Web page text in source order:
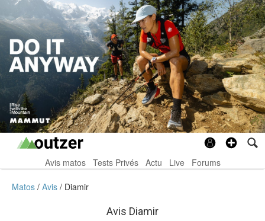
Avis matos Tests Privés Actu Live Forums
Matos Avis Diamir
Avis Diamir